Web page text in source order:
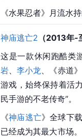
《水果忍者》月流水
神庙逃亡2 （2013年-
这是一款休闲跑酷类
岩 、李小龙 、《赤道
游戏，始终保持着活
民手游的不老传奇”。
《神庙逃亡》全球下
已经成为其最大市场